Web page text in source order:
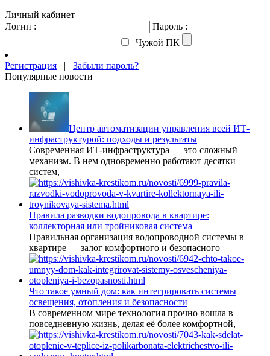
Личный кабинет
Логин :
Пароль :
Чужой ПК
Регистрация | Забыли пароль?
Популярные новости
Центр автоматизации управления всей ИТ-
инфраструктурой: подходы и результаты
Современная ИТ-инфраструктура — это сложный
механизм. В нем одновременно работают десятки
систем,
Правила разводки водопровода в квартире:
коллекторная или тройниковая система
Правильная организация водопроводной системы в
квартире — залог комфортного и безопасного
Что такое умный дом: как интегрировать системы
освещения, отопления и безопасности
В современном мире технология прочно вошла в
повседневную жизнь, делая её более комфортной,